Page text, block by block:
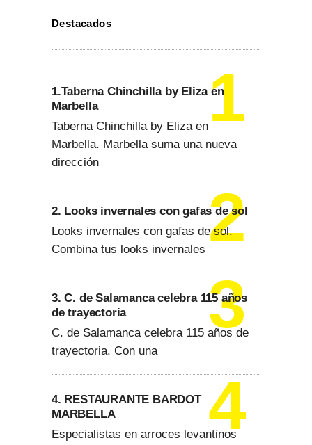
Destacados
1.Taberna Chinchilla by Eliza en
Marbella
Taberna Chinchilla by Eliza en
Marbella. Marbella suma una nueva
dirección
2. Looks invernales con gafas de sol
Looks invernales con gafas de sol.
Combina tus looks invernales
3. C. de Salamanca celebra 115 años
de trayectoria
C. de Salamanca celebra 115 años de
trayectoria. Con una
4. RESTAURANTE BARDOT
MARBELLA
Especialistas en arroces levantinos